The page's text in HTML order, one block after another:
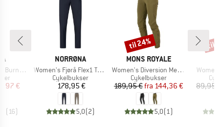
Trousers
pris
€
(16)
MÆRKE
NORRØNA
Artikel
Women's Fjørå Flex1 Tech Pants
Produktgruppe
Cykelbukser
Pris
178,95 €
5,0(2)
MÆRKE
MONS ROYALE
Artikel
Women's Diversion Merino Trail Pants
Produktgruppe
Cykelbukser
Pris
189,95 € Nedsat pris
fra 144,36 €
5,0(1)
Rabat
til 24%
Artikel
89,95
til